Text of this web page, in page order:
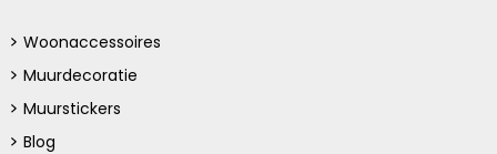
Woonaccessoires
Muurdecoratie
Muurstickers
Blog